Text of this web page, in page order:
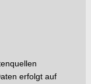
erfolgt auf